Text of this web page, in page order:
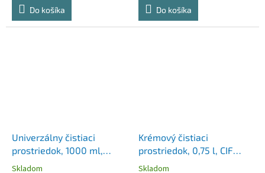
Do košíka Do košíka
Univerzálny čistiaci
prostriedok, 1000 ml,
FROSCH, malina
Skladom
Krémový čistiaci
prostriedok, 0,75 l, CIF
"Professional"
Skladom